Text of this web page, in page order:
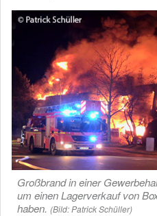
Großbrand in einer
um einen Lagerverkauf von
haben. (Bild: Patrick Schüller)